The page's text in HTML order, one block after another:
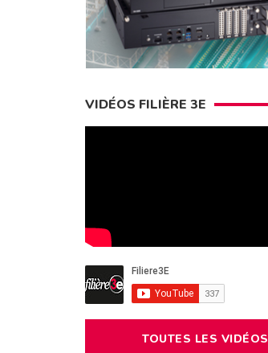
VIDÉOS FILIÈRE 3E
TOUTES LES VIDÉOS